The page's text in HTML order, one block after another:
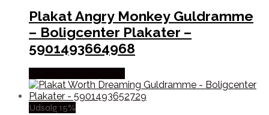
Plakat Angry Monkey Guldramme
– Boligcenter Plakater –
5901493664968
Udsalg 15%